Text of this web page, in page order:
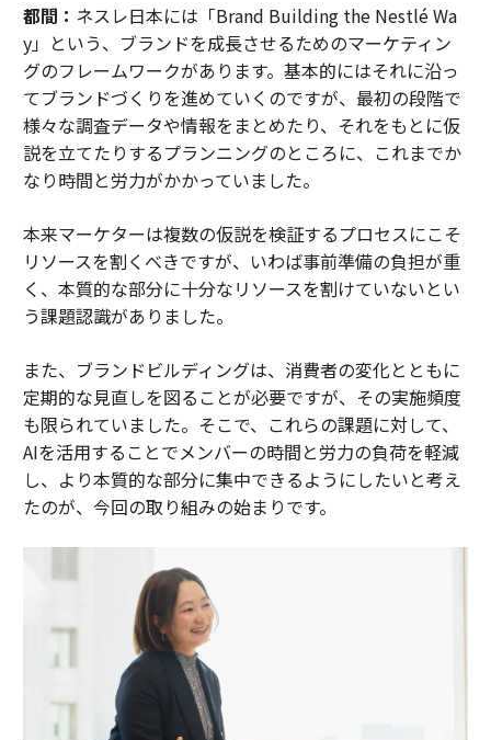
都間： ネスレ日本には「Brand Building the Nestlé Wa
y」という、ブランドを成長させるためのマーケティン
グのフレームワークがあります。基本的にはそれに沿っ
てブランドづくりを進めていくのですが、最初の段階で
様々な調査データや情報をまとめたり、それをもとに仮
説を立てたりするプランニングのところに、これまでか
なり時間と労力がかかっていました。
本来マーケターは複数の仮説を検証するプロセスにこそ
リソースを割くべきですが、いわば事前準備の負担が重
く、本質的な部分に十分なリソースを割けていないとい
う課題認識がありました。
また、ブランドビルディングは、消費者の変化とともに
定期的な見直しを図ることが必要ですが、その実施頻度
も限られていました。そこで、これらの課題に対して、
AIを活用することでメンバーの時間と労力の負荷を軽減
し、より本質的な部分に集中できるようにしたいと考え
たのが、今回の取り組みの始まりです。